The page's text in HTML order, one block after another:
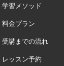
学習メソッド
料金プラン
受講までの流れ
レッスン予約